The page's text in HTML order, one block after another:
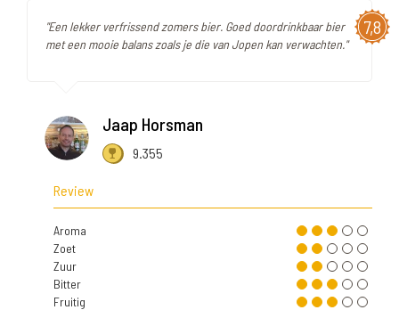
7,8
"Een lekker verfrissend zomers bier. Goed doordrinkbaar bier
met een mooie balans zoals je die van Jopen kan verwachten."
Jaap Horsman
9.355
Review
Aroma
Zoet
Zuur
Bitter
Fruitig